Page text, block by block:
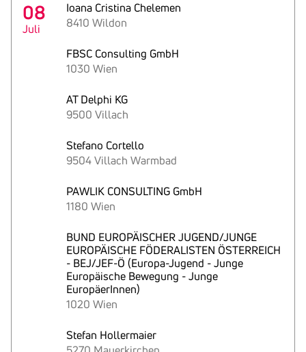
08
Juli
Ioana Cristina Chelemen
8410 Wildon
FBSC Consulting GmbH
1030 Wien
AT Delphi KG
9500 Villach
Stefano Cortello
9504 Villach Warmbad
PAWLIK CONSULTING GmbH
1180 Wien
BUND EUROPÄISCHER JUGEND/JUNGE
EUROPÄISCHE FÖDERALISTEN ÖSTERREICH
- BEJ/JEF-Ö (Europa-Jugend - Junge
Europäische Bewegung - Junge
EuropäerInnen)
1020 Wien
Stefan Hollermaier